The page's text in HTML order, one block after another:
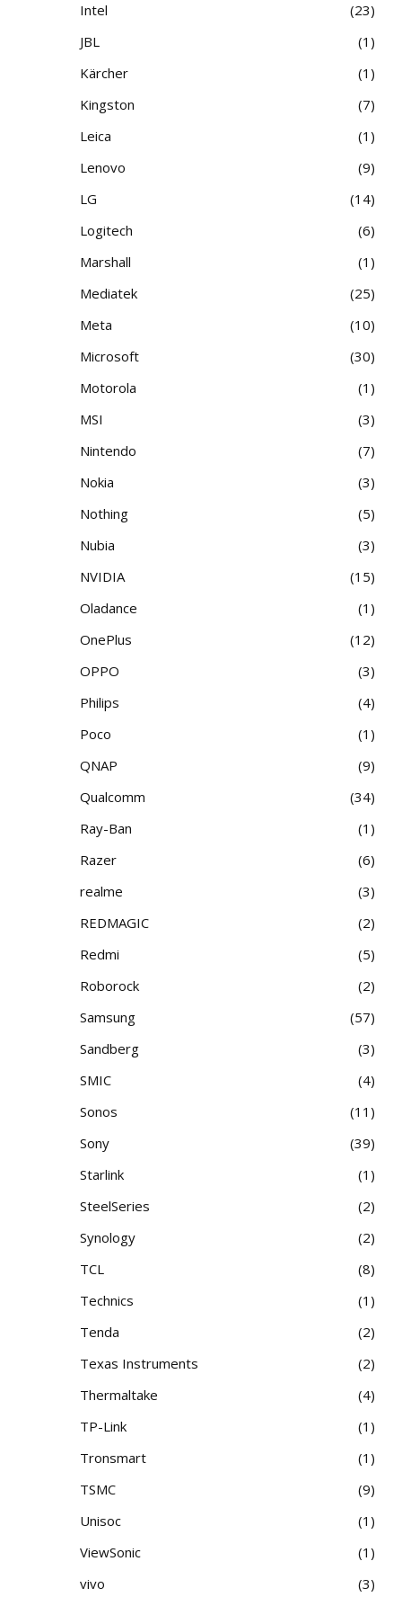
Intel
23
JBL
1
Kärcher
1
Kingston
7
Leica
1
Lenovo
9
LG
14
Logitech
6
Marshall
1
Mediatek
25
Meta
10
Microsoft
30
Motorola
1
MSI
3
Nintendo
7
Nokia
3
Nothing
5
Nubia
3
NVIDIA
15
Oladance
1
OnePlus
12
OPPO
3
Philips
4
Poco
1
QNAP
9
Qualcomm
34
Ray-Ban
1
Razer
6
realme
3
REDMAGIC
2
Redmi
5
Roborock
2
Samsung
57
Sandberg
3
SMIC
4
Sonos
11
Sony
39
Starlink
1
SteelSeries
2
Synology
2
TCL
8
Technics
1
Tenda
2
Texas Instruments
2
Thermaltake
4
TP-Link
1
Tronsmart
1
TSMC
9
Unisoc
1
ViewSonic
1
vivo
3